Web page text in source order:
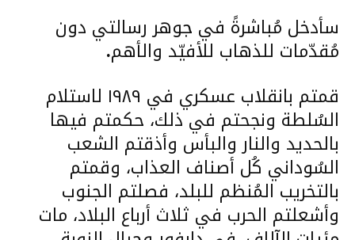
سأدخل مُباشرةً في جوهر رسالتي دون
مُقدّمات للذهاب للأفيّد والأهم.
قمتم بانقلاب عسكري في ١٩٨٩ لاستلام
السُلطة ونجحتم في ذلك، حكمتم فيها
بالحديد والنار والبأس وأذقتم الشعب
السُوداني كُل أصناف العذاب، وقمتم
بالتخريب المُنظم للبلد، فصلتم الجنوب
وأشعلتم الحرب في ثلاث أرباع البلاد، مات